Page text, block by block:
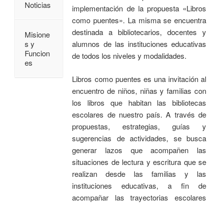
implementación de la propuesta «Libros
como puentes». La misma se encuentra
destinada a bibliotecarios, docentes y
alumnos de las instituciones educativas
de todos los niveles y modalidades.
Libros como puentes es una invitación al
encuentro de niños, niñas y familias con
los libros que habitan las bibliotecas
escolares de nuestro país. A través de
propuestas, estrategias, guías y
sugerencias de actividades, se busca
generar lazos que acompañen las
situaciones de lectura y escritura que se
realizan desde las familias y las
instituciones educativas, a fin de
acompañar las trayectorias escolares
Noticias
Misione
s y
Funcion
es